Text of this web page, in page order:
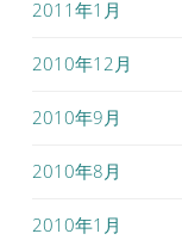
2011年1月
2010年12月
2010年9月
2010年8月
2010年1月